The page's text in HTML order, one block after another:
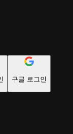
구글 로그인